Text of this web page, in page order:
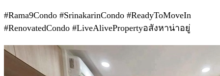
#Rama9Condo #SrinakarinCondo #ReadyToMoveIn
#RenovatedCondo #LiveAlivePropertyอสังหาน่าอยู่